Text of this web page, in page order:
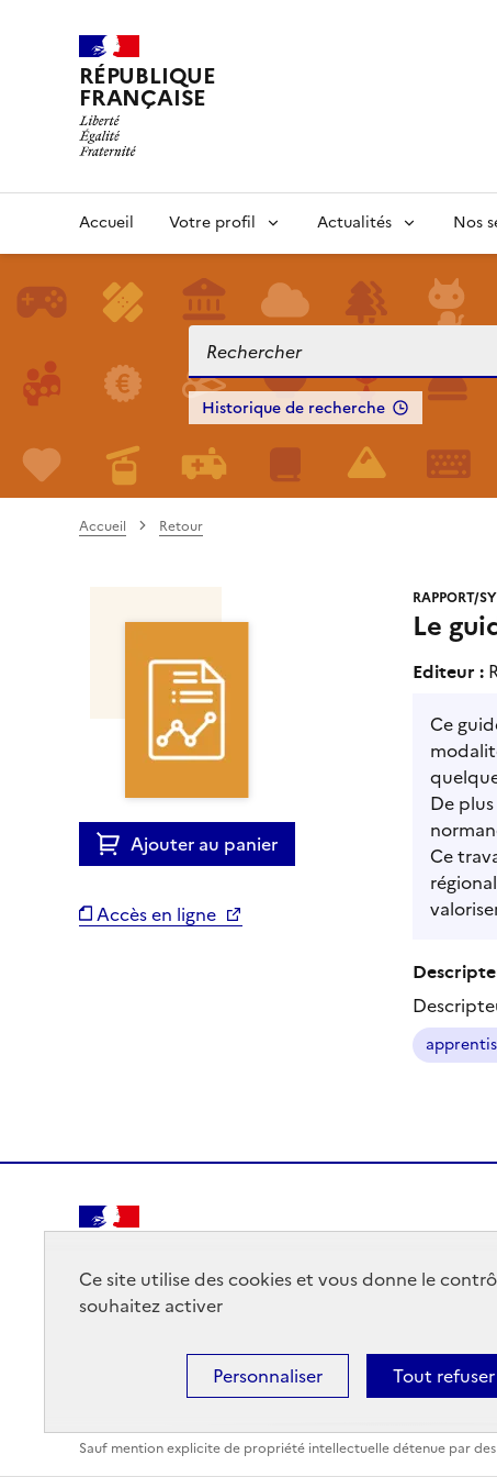
Ce site utilise des cookies et vous donne le
souhaitez activer
Tout refuser
Personnaliser
RÉPUBLIQUE
FRANÇAISE
Accueil Votre profil Actualités Nos
Historique de recherche
Accueil Retour
Ajouter au panier
Accès en ligne
RAPPORT/
Le
Editeur :
Ce
De
Ce
FRANÇAISE
Données personnelles Plan du site
Sauf mention explicite de propriété intellectuelle détenue par